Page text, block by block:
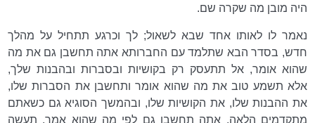
היה מובן מה שקרה שם.
נאמר לו לאותו אחד שבא לשאול; לך וכרגע תתחיל על מהלך
חדש, בסדר הבא שתלמד עם החברותא אתה תחשבן גם את מה
שהוא אומר, אל תתעסק רק בקושיות ובסברות ובהבנות שלך,
אלא תשמע טוב את מה שהוא אומר ותחשבן את הסברות שלו,
את ההבנות שלו, את הקושיות שלו, ובהמשך הסוגיא גם כשאתם
מתקדמים הלאה, אתה תחשבן גם לפי מה שהוא אמר, תעשה